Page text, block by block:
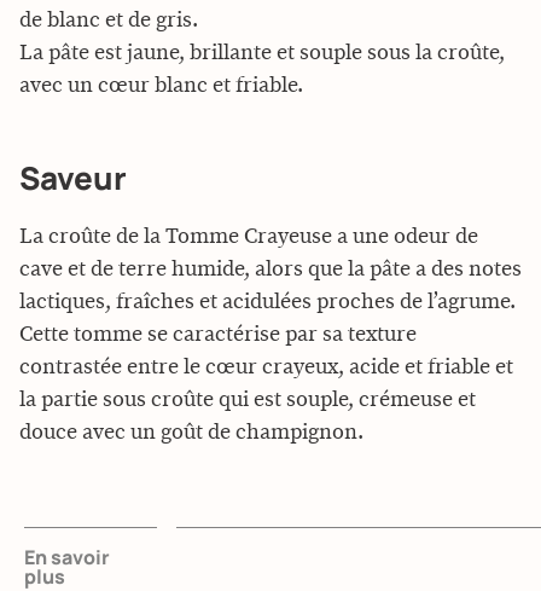
de blanc et de gris.
La pâte est jaune, brillante et souple sous la croûte,
avec un cœur blanc et friable.
Saveur
La croûte de la Tomme Crayeuse a une odeur de
cave et de terre humide, alors que la pâte a des notes
lactiques, fraîches et acidulées proches de l’agrume.
Cette tomme se caractérise par sa texture
contrastée entre le cœur crayeux, acide et friable et
la partie sous croûte qui est souple, crémeuse et
douce avec un goût de champignon.
En savoir
plus